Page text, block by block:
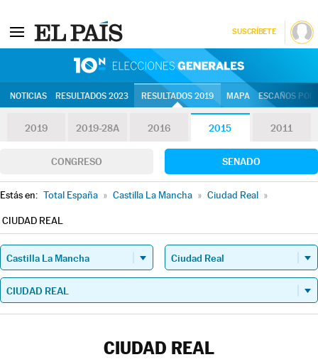
SUSCRÍBETE
NOTICIAS RESULTADOS 2023 RESULTADOS 2019 MAPA ESCAÑOS
2019 2019-28A 2016 2015 2011
CONGRESO SENADO
Estás en: Total España » Castilla La Mancha » Ciudad Real »
CIUDAD REAL
CIUDAD REAL